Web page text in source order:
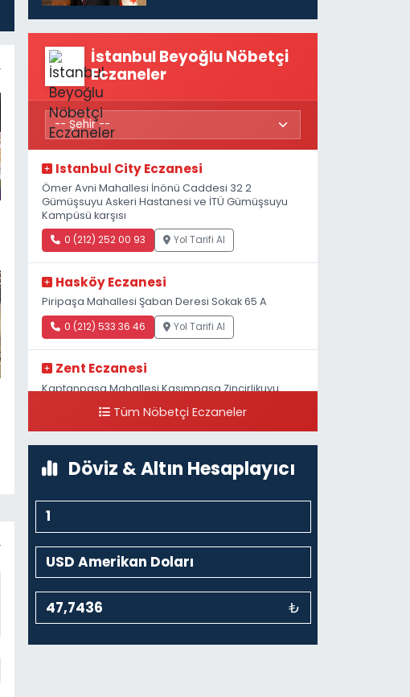
konuşmamız
İstanbul Beyoğlu Nöbetçi
Eczaneler
Istanbul City Eczanesi
Ömer Avni Mahallesi İnönü Caddesi 32 2
Gümüşsuyu Askeri Hastanesi ve İTÜ Gümüşsuyu
Kampüsü karşısı
0 (212) 252 00 93 Yol Tarifi Al
Hasköy Eczanesi
Piripaşa Mahallesi Şaban Deresi Sokak 65 A
0 (212) 533 36 46 Yol Tarifi Al
Zent Eczanesi
Kaptanpaşa Mahallesi Kasımpaşa Zincirlikuyu
Tüm Nöbetçi Eczaneler
Döviz & Altın Hesaplayıcı
₺